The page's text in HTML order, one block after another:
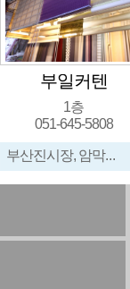
부일커텐
1층
051-645-5808
부산진시장, 암막지커텐, 관공서,병원방염지, 우드블라인더, 방염블라인드, 헌터더글라스, 허니콤, 패브린...